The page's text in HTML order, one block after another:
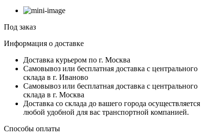
Под заказ
Информация о доставке
Доставка курьером по г. Москва
Самовывоз или бесплатная доставка с центрального
склада в г. Иваново
Самовывоз или бесплатная доставка с центрального
склада в г. Москва
Доставка со склада до вашего города осуществляется
любой удобной для вас транспортной компанией.
Способы оплаты